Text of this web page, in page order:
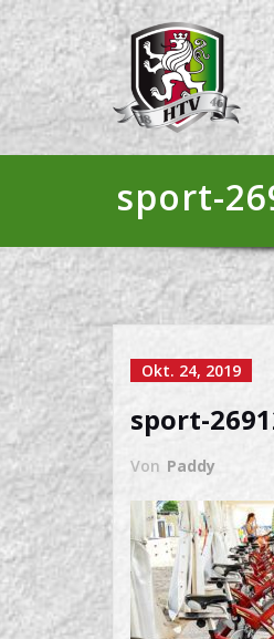
sport-
Okt. 24, 2019
sport-
Von Paddy